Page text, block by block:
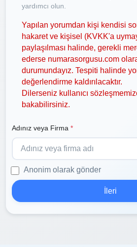
yardımcı olun.
Yapılan yorumdan kişi kendisi
hakaret ve kişisel (KVKK'a
paylaşılması halinde, gerekli
ederse numarasorgusu.com
durumundayız. Tespiti halinde
değerlendirme kaldırılacaktır.
Dilerseniz kullanıcı
bakabilirsiniz.
Adınız veya Firma *
Anonim olarak gönder
İleri